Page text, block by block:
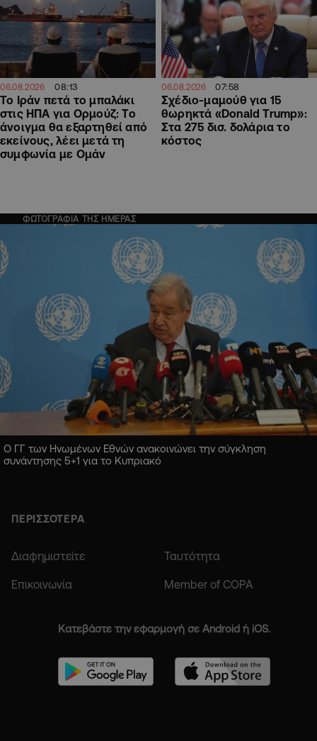
06.08.2026 08:13
Το Ιράν πετά το μπαλάκι
στις ΗΠΑ για Ορμούζ: Το
άνοιγμα θα εξαρτηθεί από
εκείνους, λέει μετά τη
συμφωνία με Ομάν
06.08.2026 07:58
Σχέδιο-μαμούθ για 15
θωρηκτά «Donald Trump»:
Στα 275 δισ. δολάρια το
κόστος
ΦΩΤΟΓΡΑΦΙΑ ΤΗΣ ΗΜΕΡΑΣ
Ο ΓΓ των Ηνωμένων Εθνών ανακοινώνει την σύγκληση
συνάντησης 5+1 για το Κυπριακό
ΠΕΡΙΣΣΟΤΕΡΑ
Διαφημιστείτε Ταυτότητα
Επικοινωνία Member of COPA
Κατεβάστε την εφαρμογή σε Android ή iOS.